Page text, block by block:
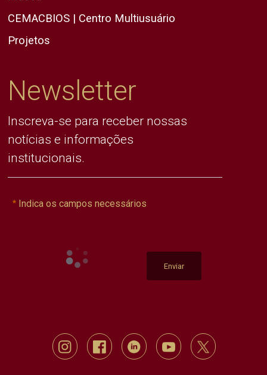
CEMACBIOS | Centro Multiusuário
Projetos
Newsletter
Inscreva-se para receber nossas
notícias e informações
institucionais.
Indica os campos necessários
Enviar